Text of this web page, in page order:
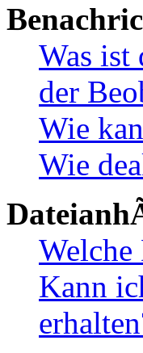
Was ist
der
Wie
Wie
Kann